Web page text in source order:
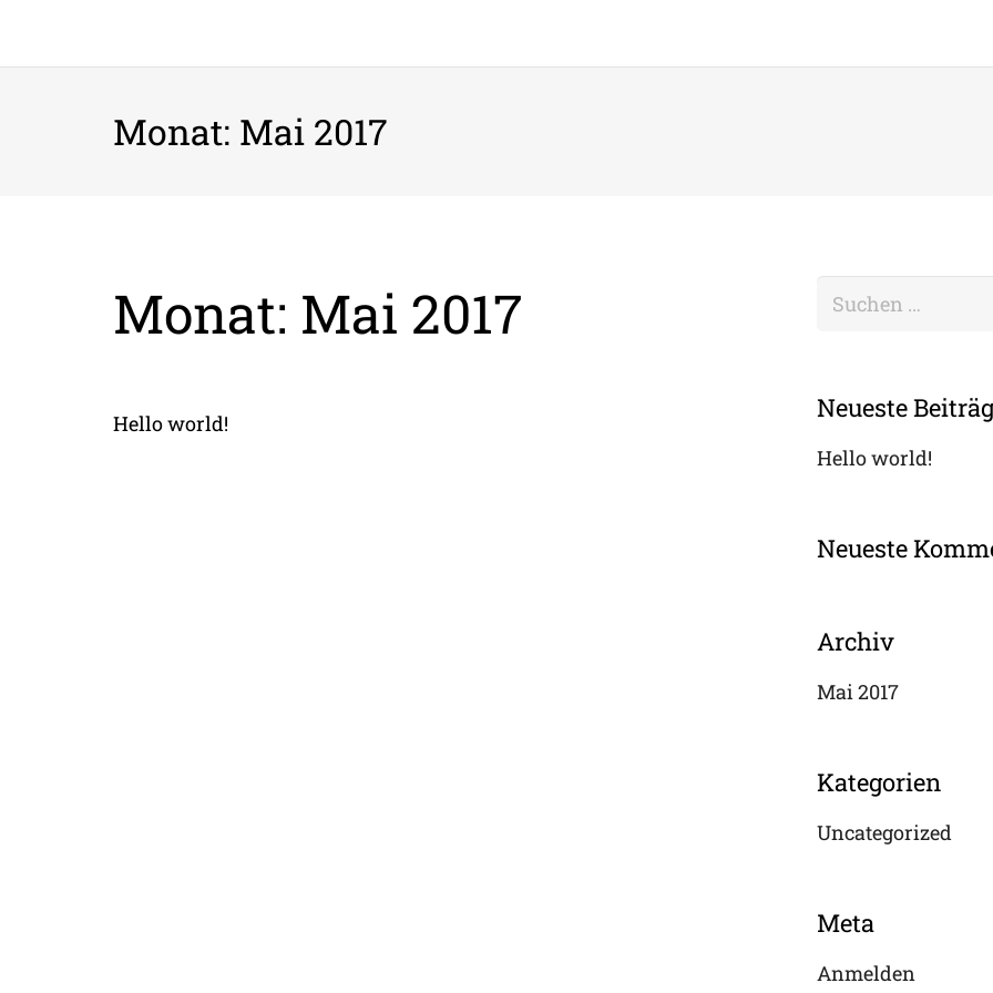
Monat: Mai 2017
Monat: Mai 2017
Hello world!
Suchen
Neueste
Hello world!
Neueste
Archiv
Mai 2017
Kategorien
Uncategorized
Meta
Anmelden